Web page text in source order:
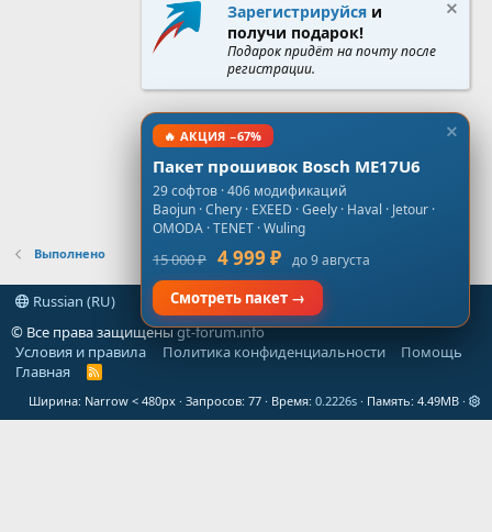
Выполнено
Russian (RU)
© Все права защищеныgt-forum.info
Условия и правила
Политика конфиденциальности
Помощь
Главная
R
S
Ширина Запросов 77 Время 0.2226s Память 4.49MB
Зарегистрируйся и
получи подарок!
Подарок придёт на почту после
регистрации.
🔥 АКЦИЯ −67%
Пакет прошивок Bosch ME17U6
29 софтов · 406 модификаций
Baojun · Chery · EXEED · Geely · Haval · Jetour ·
OMODA · TENET · Wuling
15 000 ₽ 4 999 ₽ до 9 августа
Смотреть пакет →